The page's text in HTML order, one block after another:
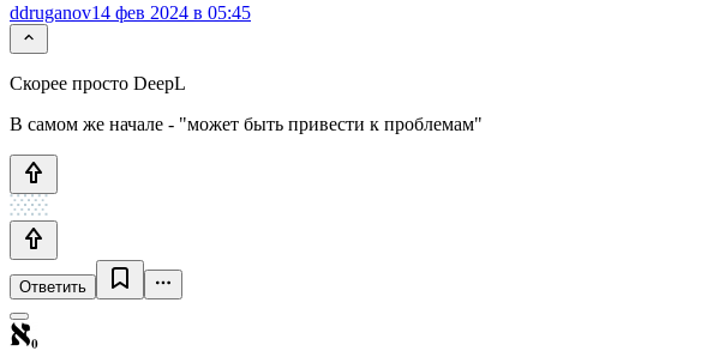
ddruganov14 фев 2024 в 05:45
Скорее просто DeepL
В самом же начале - "может быть привести к проблемам"
Ответить